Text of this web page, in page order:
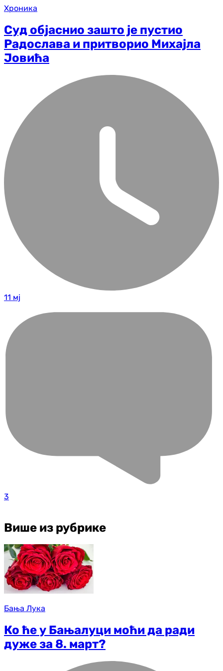
Хроника
Суд објаснио зашто је пустио
Радослава и притворио Михајла
Јовића
11 мј
3
Више из рубрике
Бања Лука
Ко ће у Бањалуци моћи да ради
дуже за 8. март?